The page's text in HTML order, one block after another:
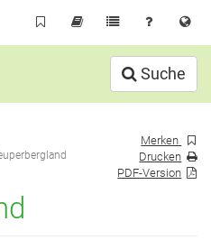
Inhalt
Suche
Merken
Drucken
PDF-Version